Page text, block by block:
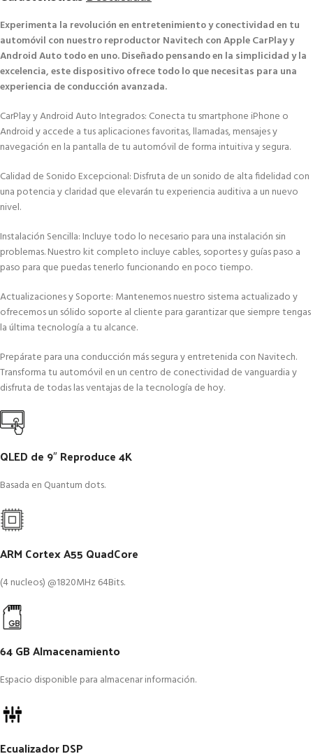
Experimenta la revolución en entretenimiento y conectividad en tu
automóvil con nuestro reproductor Navitech con Apple CarPlay y
Android Auto todo en uno. Diseñado pensando en la simplicidad y la
excelencia, este dispositivo ofrece todo lo que necesitas para una
experiencia de conducción avanzada.
CarPlay y Android Auto Integrados: Conecta tu smartphone iPhone o
Android y accede a tus aplicaciones favoritas, llamadas, mensajes y
navegación en la pantalla de tu automóvil de forma intuitiva y segura.
Calidad de Sonido Excepcional: Disfruta de un sonido de alta fidelidad con
una potencia y claridad que elevarán tu experiencia auditiva a un nuevo
nivel.
Instalación Sencilla: Incluye todo lo necesario para una instalación sin
problemas. Nuestro kit completo incluye cables, soportes y guías paso a
paso para que puedas tenerlo funcionando en poco tiempo.
Actualizaciones y Soporte: Mantenemos nuestro sistema actualizado y
ofrecemos un sólido soporte al cliente para garantizar que siempre tengas
la última tecnología a tu alcance.
Prepárate para una conducción más segura y entretenida con Navitech.
Transforma tu automóvil en un centro de conectividad de vanguardia y
disfruta de todas las ventajas de la tecnología de hoy.
QLED de 9″ Reproduce 4K
Basada en Quantum dots.
ARM Cortex A55 QuadCore
(4 nucleos) @1820MHz 64Bits.
64 GB Almacenamiento
Espacio disponible para almacenar información.
Ecualizador DSP